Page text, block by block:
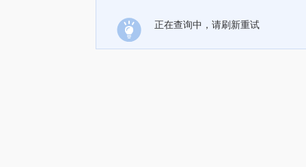
正在查询中，请刷新重试